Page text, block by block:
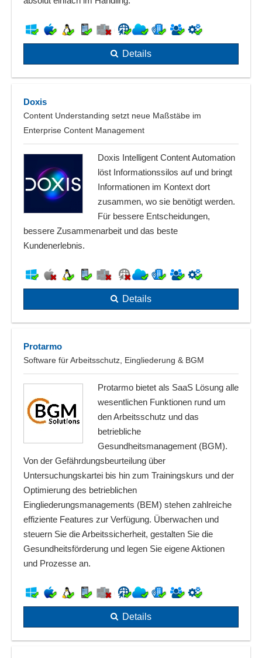
Details
Doxis
Content Understanding setzt neue Maßstäbe im
Enterprise Content Management
Doxis Intelligent Content Automation
löst Informationssilos auf und bringt
Informationen im Kontext dort
zusammen, wo sie benötigt werden.
Für bessere Entscheidungen,
bessere Zusammenarbeit und das beste
Kundenerlebnis.
Details
Protarmo
Software für Arbeitsschutz, Eingliederung & BGM
Protarmo bietet als SaaS Lösung alle
wesentlichen Funktionen rund um
den Arbeitsschutz und das
betriebliche
Gesundheitsmanagement (BGM).
Von der Gefährdungsbeurteilung über
Untersuchungskartei bis hin zum Trainingskurs und der
Optimierung des betrieblichen
Eingliederungsmanagements (BEM) stehen zahlreiche
effiziente Features zur Verfügung. Überwachen und
steuern Sie die Arbeitssicherheit, gestalten Sie die
Gesundheitsförderung und legen Sie eigene Aktionen
und Prozesse an.
Details